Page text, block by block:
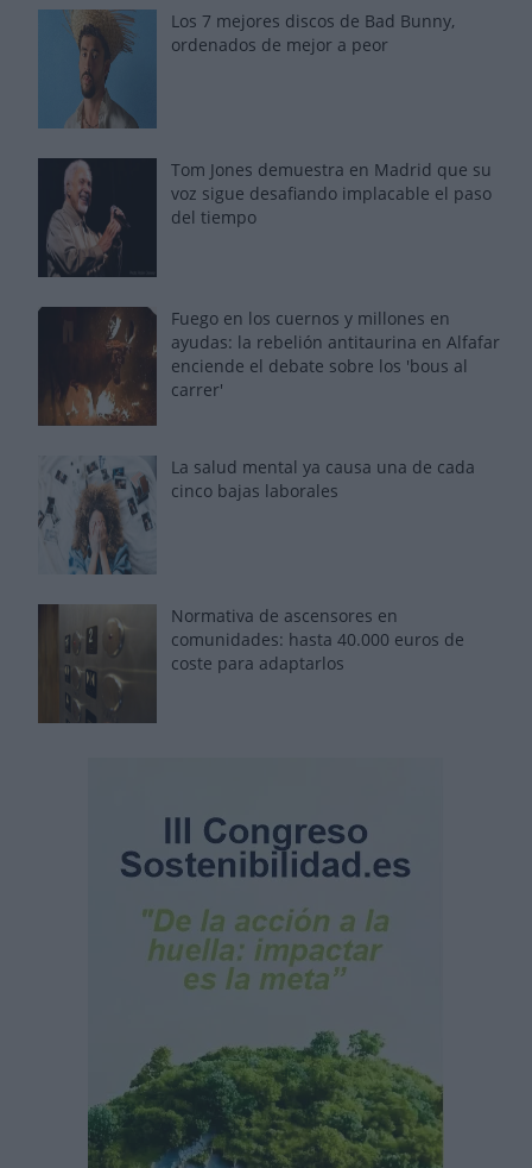
Los 7 mejores discos de Bad Bunny,
ordenados de mejor a peor
Tom Jones demuestra en Madrid que su
voz sigue desafiando implacable el paso
del tiempo
Fuego en los cuernos y millones en
ayudas: la rebelión antitaurina en Alfafar
enciende el debate sobre los 'bous al
carrer'
La salud mental ya causa una de cada
cinco bajas laborales
Normativa de ascensores en
comunidades: hasta 40.000 euros de
coste para adaptarlos